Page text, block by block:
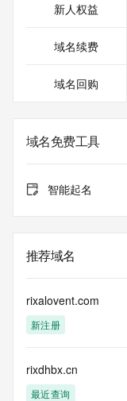
新人权益
域名续费
域名回购
域名免费工具
智能起名
推荐域名
rixalovent.com
新注册
rixdhbx.cn
最近查询